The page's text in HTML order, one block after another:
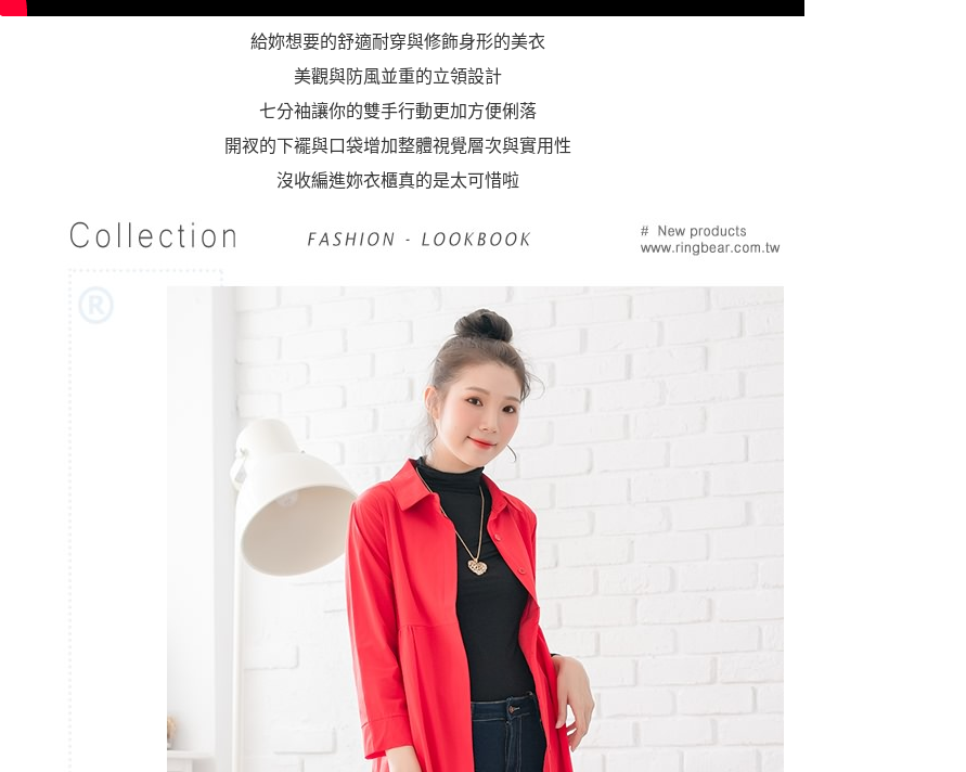
給妳想要的舒適耐穿與修飾身形的美衣
美觀與防風並重的立領設計
七分袖讓你的雙手行動更加方便俐落
開衩的下襬與口袋增加整體視覺層次與實用性
沒收編進妳衣櫃真的是太可惜啦